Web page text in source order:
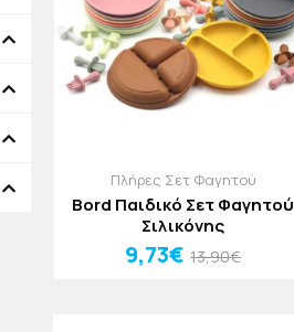
Πλήρες Σετ Φαγητού
Bord Παιδικό Σετ Φαγητού
Σιλικόνης
9,73€ 13,90€